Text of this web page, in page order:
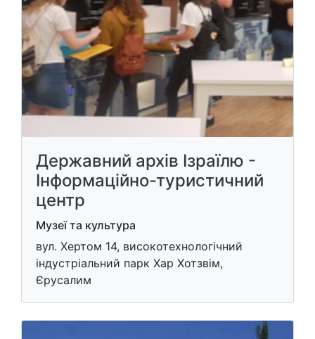
Державний архів Ізраїлю -
Інформаційно-туристичний
центр
Музеї та культура
вул. Хертом 14, високотехнологічний
індустріальний парк Хар Хотзвім,
Єрусалим